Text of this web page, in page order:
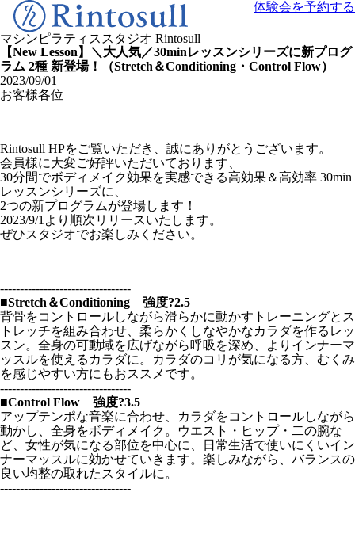
マシンピラティススタジオ Rintosull
体験会を予約する
【New Lesson】＼大人気／30minレッスンシリーズに新プログ
ラム 2種 新登場！（Stretch＆Conditioning・Control Flow）
2023/09/01
お客様各位
Rintosull HPをご覧いただき、誠にありがとうございます。
会員様に大変ご好評いただいております、
30分間でボディメイク効果を実感できる高効果＆高効率 30min
レッスンシリーズに、
2つの新プログラムが登場します！
2023/9/1より順次リリースいたします。
ぜひスタジオでお楽しみください。
---------------------------------
■Stretch＆Conditioning 強度?2.5
背骨をコントロールしながら滑らかに動かすトレーニングとス
トレッチを組み合わせ、柔らかくしなやかなカラダを作るレッ
スン。全身の可動域を広げながら呼吸を深め、よりインナーマ
ッスルを使えるカラダに。カラダのコリが気になる方、むくみ
を感じやすい方にもおススメです。
---------------------------------
■Control Flow 強度?3.5
アップテンポな音楽に合わせ、カラダをコントロールしながら
動かし、全身をボディメイク。ウエスト・ヒップ・二の腕な
ど、女性が気になる部位を中心に、日常生活で使いにくいイン
ナーマッスルに効かせていきます。楽しみながら、バランスの
良い均整の取れたスタイルに。
---------------------------------